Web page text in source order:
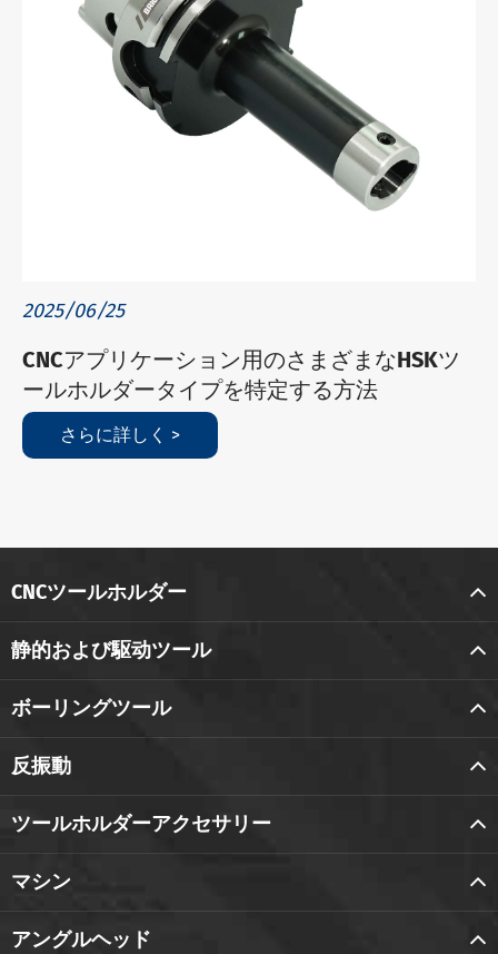
2025/06/25
CNCアプリケーション用のさまざまなHSKツ
ールホルダータイプを特定する方法
さらに詳しく >
CNCツールホルダー
静的および駆动ツール
ボーリングツール
反振動
ツールホルダーアクセサリー
マシン
アングルヘッド